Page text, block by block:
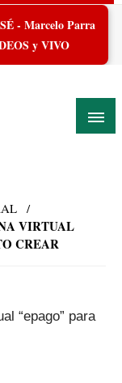
- Marcelo Parra
y VIVO
VIRTUAL
CREAR
“epago” para